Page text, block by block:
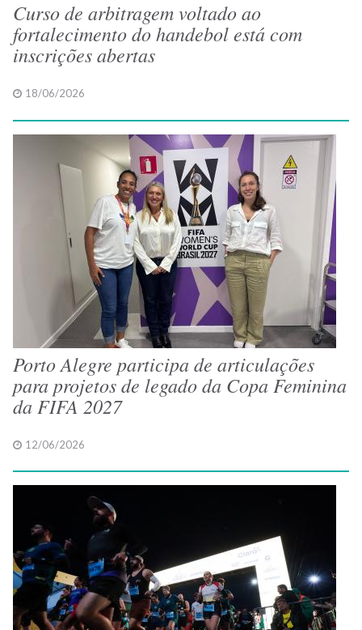
Curso de arbitragem voltado ao
fortalecimento do handebol está com
inscrições abertas
18/06/2026
Porto Alegre participa de articulações
para projetos de legado da Copa Feminina
da FIFA 2027
12/06/2026